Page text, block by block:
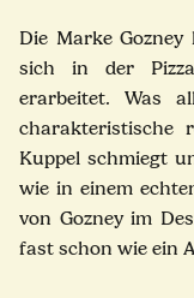
Die Marke
sich in der
erarbeitet. Was
charakteristische
Kuppel schmiegt
wie in einem
von Gozney im
fast schon wie ein